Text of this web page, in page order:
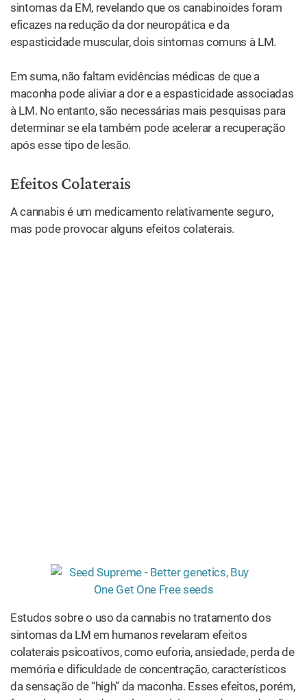
sintomas da EM, revelando que os canabinoides foram
eficazes na redução da dor neuropática e da
espasticidade muscular, dois sintomas comuns à LM.
Em suma, não faltam evidências médicas de que a
maconha pode aliviar a dor e a espasticidade associadas
à LM. No entanto, são necessárias mais pesquisas para
determinar se ela também pode acelerar a recuperação
após esse tipo de lesão.
Efeitos Colaterais
A cannabis é um medicamento relativamente seguro,
mas pode provocar alguns efeitos colaterais.
Estudos sobre o uso da cannabis no tratamento dos
sintomas da LM em humanos revelaram efeitos
colaterais psicoativos, como euforia, ansiedade, perda de
memória e dificuldade de concentração, característicos
da sensação de “high” da maconha. Esses efeitos, porém,